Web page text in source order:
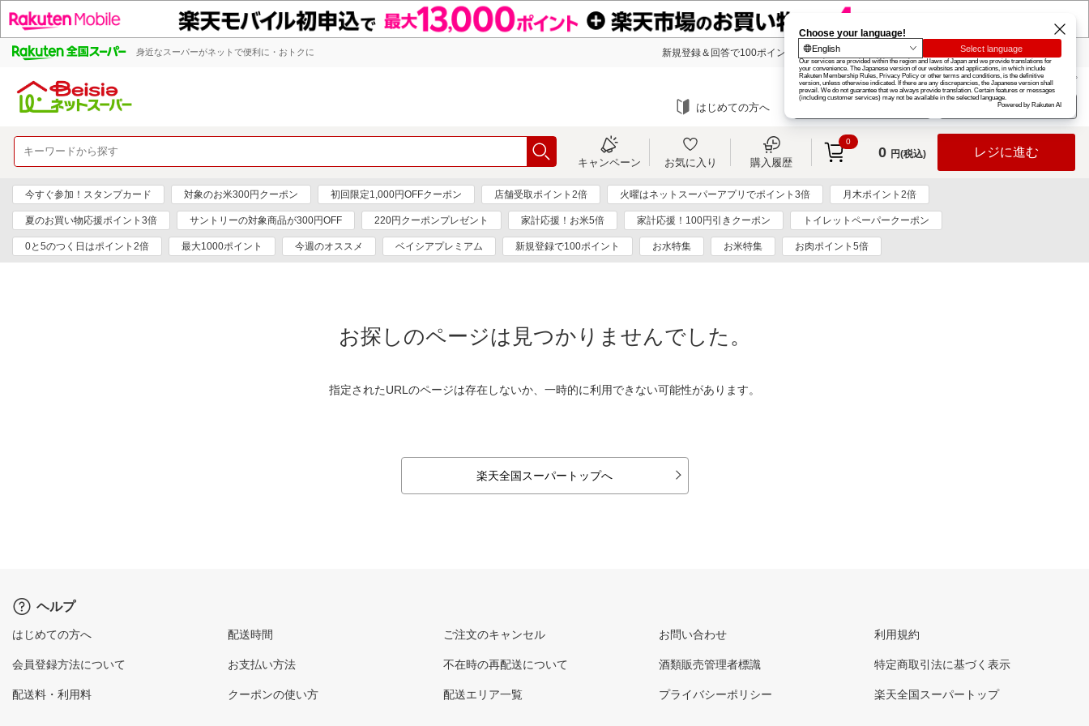
身近なスーパーがネットで便利に・おトクに 新規登録＆回答で100ポイント! 楽天グループ カード
お知らせ ヘルプ
はじめての方へ ログイン
キャンペーン お気に入り 購入履歴
0
0 円(税込) レジに進む
今すぐ参加！スタンプカード 対象のお米300円クーポン 初回限定1,000円OFFクーポン 店舗受取ポイント2倍 火曜はネットスーパーアプリでポイント3倍 月木ポイント2倍
夏のお買い物応援ポイント3倍 サントリーの対象商品が300円OFF 220円クーポンプレゼント 家計応援！お米5倍 家計応援！100円引きクーポン トイレットペーパークーポン
0と5のつく日はポイント2倍 最大1000ポイント 今週のオススメ ベイシアプレミアム 新規登録で100ポイント お水特集 お米特集 お肉ポイント5倍
お探しのページは見つかりませんでした。
指定されたURLのページは存在しないか、一時的に利用できない可能性があります。
楽天全国スーパートップへ
ヘルプ
はじめての方へ
会員登録方法について
配送料・利用料
配送時間
お支払い方法
クーポンの使い方
ご注文のキャンセル
不在時の再配送について
配送エリア一覧
お問い合わせ
酒類販売管理者標識
プライバシーポリシー
利用規約
特定商取引法に基づく表示
楽天全国スーパートップ